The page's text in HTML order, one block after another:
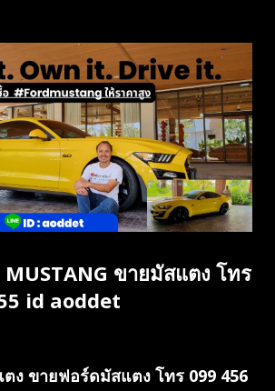
MUSTANG ขายมัสแตง โทร
id aoddet
ง ขายฟอร์ดมัสแตง โทร 099 456